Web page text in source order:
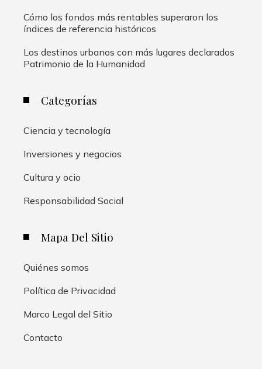
Cómo los fondos más rentables superaron los
índices de referencia históricos
Los destinos urbanos con más lugares declarados
Patrimonio de la Humanidad
Categorías
Ciencia y tecnología
Inversiones y negocios
Cultura y ocio
Responsabilidad Social
Mapa Del Sitio
Quiénes somos
Política de Privacidad
Marco Legal del Sitio
Contacto